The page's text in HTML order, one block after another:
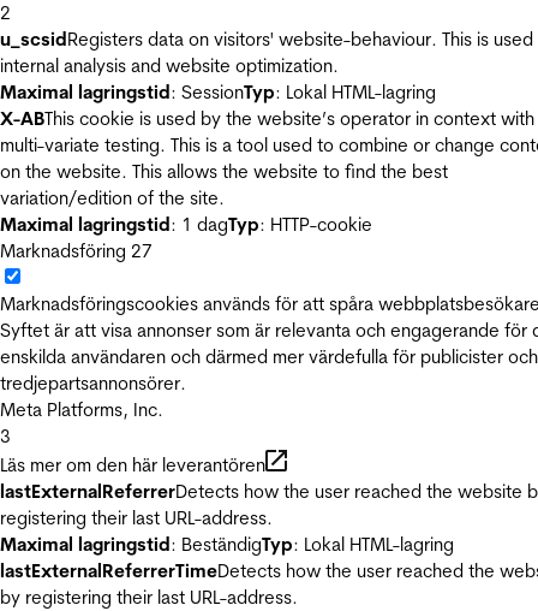
2
u_scsidRegisters data on visitors' website-behaviour. This is
internal analysis and website optimization.
Maximal lagringstid: SessionTyp: Lokal HTML-lagring
X-ABThis cookie is used by the website’s operator in context with
multi-variate testing. This is a tool used to combine or change
on the website. This allows the website to find the best
variation/edition of the site.
Maximal lagringstid: 1 dagTyp: HTTP-cookie
Marknadsföring 27
Marknadsföringscookies används för att spåra
Syftet är att visa annonser som är relevanta och engagerande för
enskilda användaren och därmed mer värdefulla för publicister och
tredjepartsannonsörer.
Meta Platforms, Inc.
3
Läs mer om den här leverantören
lastExternalReferrerDetects how the user reached the website
registering their last URL-address.
Maximal lagringstid: BeständigTyp: Lokal HTML-lagring
lastExternalReferrerTimeDetects how the user reached the
by registering their last URL-address.